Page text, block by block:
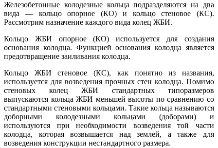
Железобетонные колодезные кольца подразделяются на два
вида — кольцо опорное (КО) и кольцо стеновое (КС).
Рассмотрим назначение каждого вида колец ЖБИ.
Кольцо ЖБИ опорное (КО) используется для создания
основания колодца. Функцией основания колодца является
предотвращение заиливания колодца.
Кольцо ЖБИ стеновое (КС), как понятно из названия,
используется для возведения прочных стен колодца. Помимо
стеновых колец ЖБИ стандартных типоразмеров
выпускаются кольца ЖБИ меньшей высоты по сравнению со
стандартными стеновыми кольцами. Такие кольца называются
доборными колодезными кольцами (доборами) и
используются при необходимости возведения той части
колодца, которая возвышается над землей, а также для
возведения конструкции нестандартного размера.